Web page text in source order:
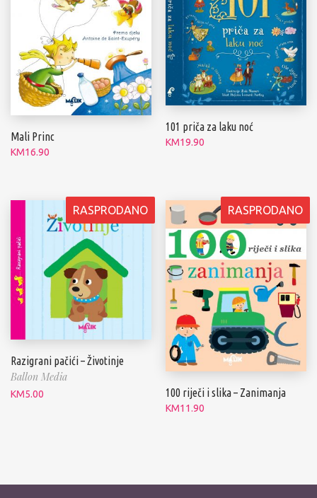
Mali Princ
KM16.90
101 priča za laku noć
KM19.90
RASPRODANO
Razigrani pačići – Životinje
Ballon Media
KM5.00
RASPRODANO
100 riječi i slika – Zanimanja
KM11.90